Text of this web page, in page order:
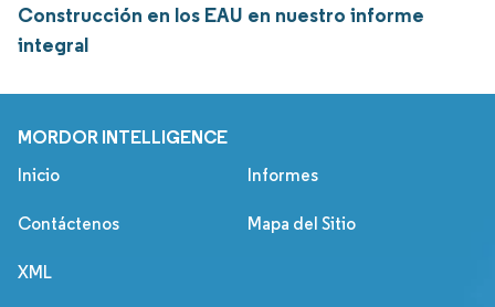
Construcción en los EAU en nuestro informe
integral
MORDOR INTELLIGENCE
Inicio Informes
Contáctenos Mapa del Sitio
XML